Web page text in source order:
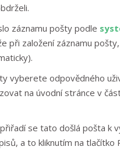
záznamu pošty podle
při založení záznamu
vyberete odpovědného
na úvodní stránce v
se tato došlá pošta k
a to kliknutím na tlačítko